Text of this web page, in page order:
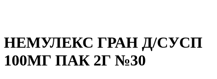
НЕМУЛЕКС ГРАН Д/СУСП
100МГ ПАК 2Г №30